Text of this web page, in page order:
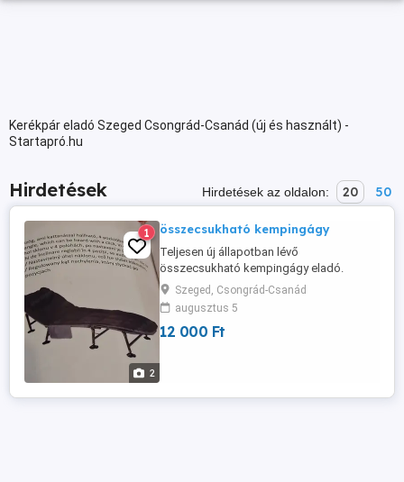
Kerékpár eladó Szeged Csongrád-Csanád (új és használt) -
Startapró.hu
Hirdetések Hirdetések az oldalon: 20 50
2
1 összecsukható kempingágy
Teljesen új állapotban lévő
összecsukható kempingágy eladó.
Szeged, Csongrád-Csanád
augusztus 5
12 000 Ft